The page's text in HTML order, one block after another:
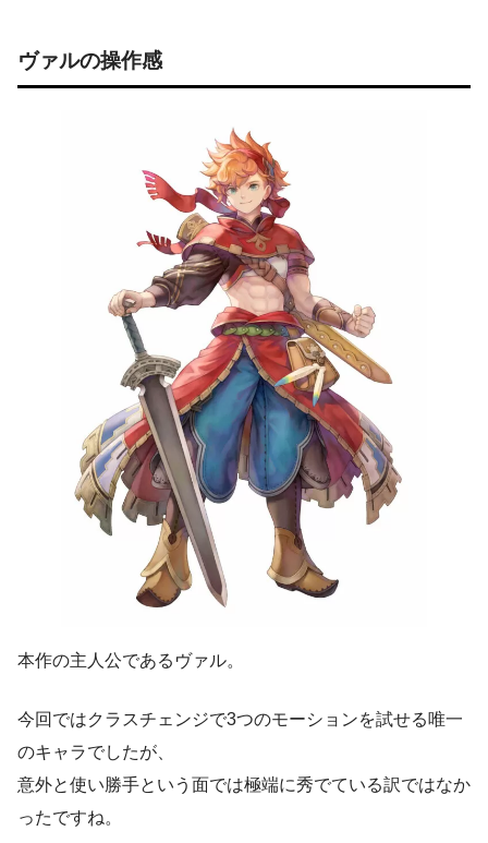
ヴァルの操作感
本作の主人公であるヴァル。
今回ではクラスチェンジで3つのモーションを試せる唯一
のキャラでしたが、
意外と使い勝手という面では極端に秀でている訳ではなか
ったですね。